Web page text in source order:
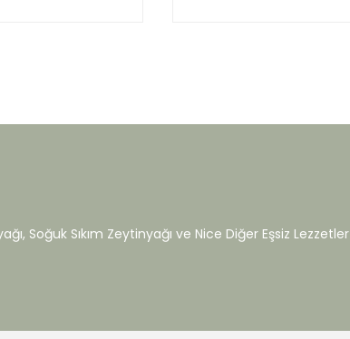
Soğuk Sıkım Zeytinyağı ve Nice Diğer Eşsiz Lezzetler